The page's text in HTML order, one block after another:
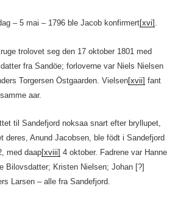
– 5 mai – 1796 ble Jacob konfirmert[xvi] .
trolovet seg den 17 oktober 1801 med
fra Sandöe; forloverne var Niels Nielsen
Torgersen Östgaarden. Vielsen[xvii] fant
aar.
til Sandefjord noksaa snart efter bryllupet,
deres, Anund Jacobsen, ble födt i Sandefjord
med daap[xviii] 4 oktober. Fadrene var Hanne
Bilovsdatter; Kristen Nielsen; Johan [?]
Larsen – alle fra Sandefjord.